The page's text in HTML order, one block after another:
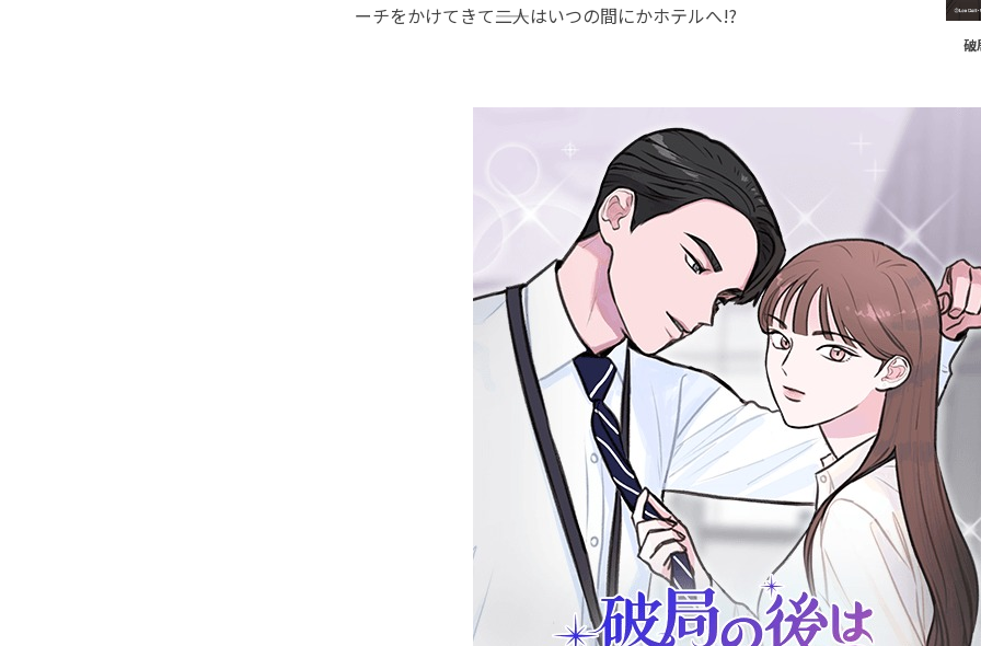
破
ーチをかけてきて――二人はいつの間にかホテルへ!?